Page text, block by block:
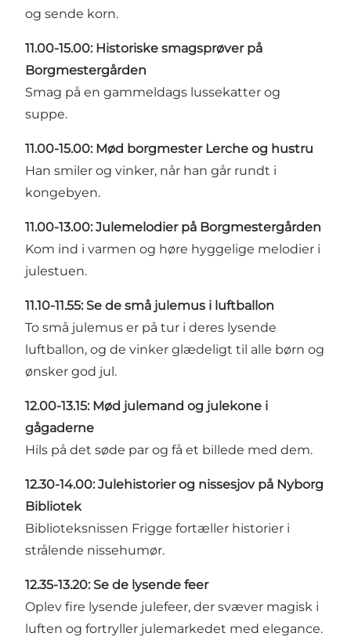
og sende korn.
11.00-15.00: Historiske smagsprøver på
Borgmestergården
Smag på en gammeldags lussekatter og
suppe.
11.00-15.00: Mød borgmester Lerche og hustru
Han smiler og vinker, når han går rundt i
kongebyen.
11.00-13.00: Julemelodier på Borgmestergården
Kom ind i varmen og høre hyggelige melodier i
julestuen.
11.10-11.55: Se de små julemus i luftballon
To små julemus er på tur i deres lysende
luftballon, og de vinker glædeligt til alle børn og
ønsker god jul.
12.00-13.15: Mød julemand og julekone i
gågaderne
Hils på det søde par og få et billede med dem.
12.30-14.00: Julehistorier og nissesjov på Nyborg
Bibliotek
Biblioteksnissen Frigge fortæller historier i
strålende nissehumør.
12.35-13.20: Se de lysende feer
Oplev fire lysende julefeer, der svæver magisk i
luften og fortryller julemarkedet med elegance.